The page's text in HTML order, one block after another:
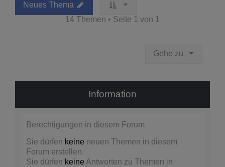
Neues Thema
14 Themen • Seite 1 von 1
Gehe zu
Information
Berechtigungen in diesem Forum
Sie dürfen keine neuen Themen in diesem
Forum erstellen.
Sie dürfen keine Antworten zu Themen in